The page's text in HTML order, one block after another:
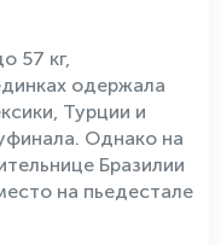
57 кг,
одержала
Турции и
Однако на
Бразилии
на пьедестале